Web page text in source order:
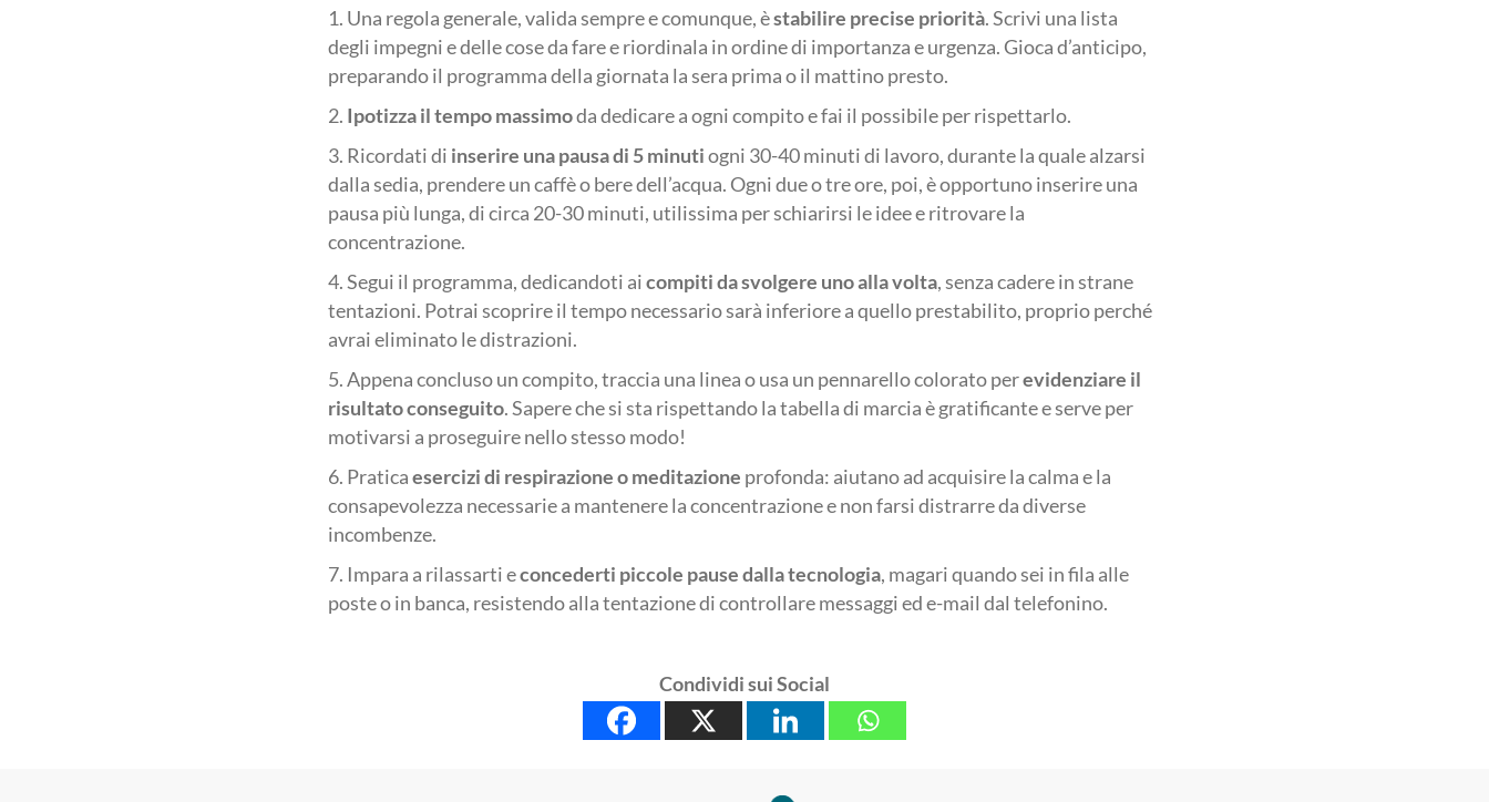
Una regola generale, valida sempre e comunque, èstabilire precise priorità. Scrivi una lista
degli impegni e delle cose da fare e riordinala in ordine di importanza e urgenza. Gioca d’anticipo,
preparando il programma della giornata la sera prima o il mattino presto.
Ipotizza il tempo massimoda dedicare a ogni compito e fai il possibile per rispettarlo.
Ricordati di inserire una pausa di 5 minutiogni 30-40 minuti di lavoro, durante la quale alzarsi
dalla sedia, prendere un caffè o bere dell’acqua. Ogni due o tre ore, poi, è opportuno inserire una
pausa più lunga, di circa 20-30 minuti, utilissima per schiarirsi le idee e ritrovare la
concentrazione.
Segui il programma, dedicandoti aicompiti da svolgere uno alla volta, senza cadere in strane
tentazioni. Potrai scoprire il tempo necessario sarà inferiore a quello prestabilito, proprio perché
avrai eliminato le distrazioni.
Appena concluso un compito, traccia una linea o usa un pennarello colorato perevidenziare il
risultato conseguito. Sapere che si sta rispettando la tabella di marcia è gratificante e serve per
motivarsi a proseguire nello stesso modo!
Praticaesercizi di respirazione o meditazione profonda: aiutano ad acquisire la calma e la
consapevolezza necessarie a mantenere la concentrazione e non farsi distrarre da diverse
incombenze.
Impara a rilassarti econcederti piccole pause dalla tecnologia, magari quando sei in fila alle
poste o in banca, resistendo alla tentazione di controllare messaggi ed e-mail dal telefonino.
Condividi sui Social